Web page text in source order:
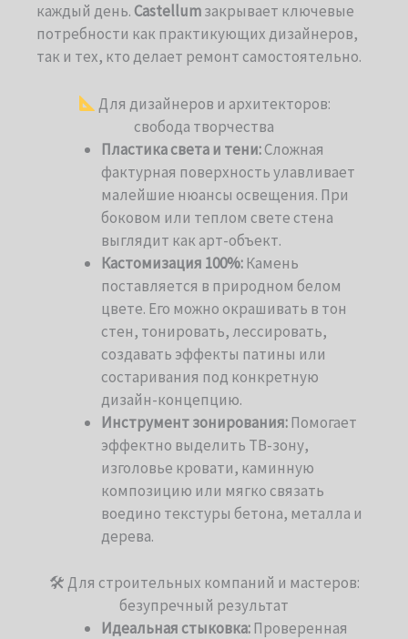
каждый день.Castellumзакрывает ключевые
потребности как практикующих дизайнеров,
так и тех, кто делает ремонт самостоятельно.
Для дизайнеров и архитекторов:
cвобода творчества
Пластика света и тени:Сложная
фактурная поверхность улавливает
малейшие нюансы освещения. При
боковом или теплом свете стена
выглядит как арт-объект.
Кастомизация 100%:Камень
поставляется в природном белом
цвете. Его можно окрашивать в тон
стен, тонировать, лессировать,
создавать эффекты патины или
состаривания под конкретную
дизайн-концепцию.
Инструмент зонирования:Помогает
эффектно выделить ТВ-зону,
изголовье кровати, каминную
композицию или мягко связать
воедино текстуры бетона, металла и
дерева.
🛠 Для строительных компаний и мастеров:
безупречный результат
Идеальная стыковка:Проверенная